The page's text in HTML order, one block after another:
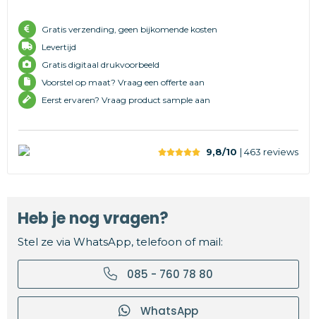
Gratis verzending, geen bijkomende kosten
Levertijd
Gratis digitaal drukvoorbeeld
Voorstel op maat? Vraag een offerte aan
Eerst ervaren? Vraag product sample aan
9,8/10 | 463 reviews
Heb je nog vragen?
Stel ze via WhatsApp, telefoon of mail:
085 - 760 78 80
WhatsApp